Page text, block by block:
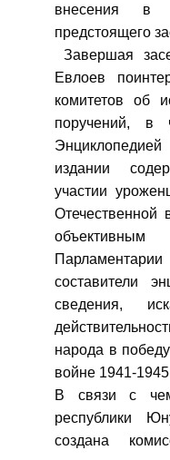
внесения в
предстоящего
Завершая
Евлоев
комитетов об
поручений, в
издании
участии
Отечественной
объективным
составители
сведения,
народа в
войне 1941-1945
В связи с
республики
создана